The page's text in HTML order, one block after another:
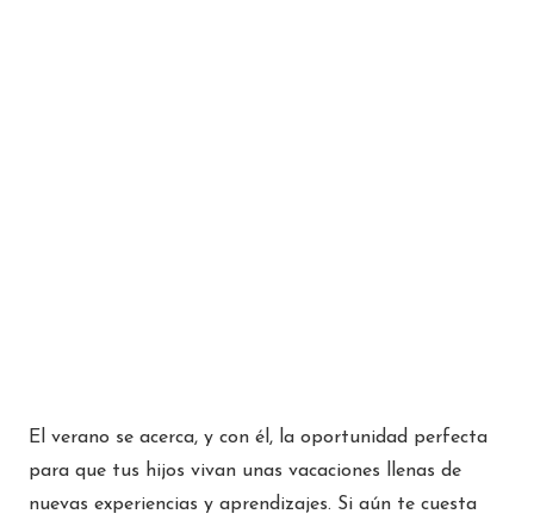
El verano se acerca, y con él, la oportunidad perfecta
para que tus hijos vivan unas vacaciones llenas de
nuevas experiencias y aprendizajes. Si aún te cuesta